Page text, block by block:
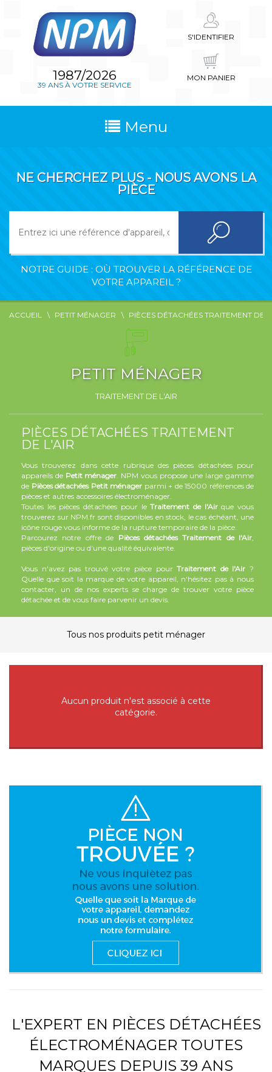
1987/2026
39 ANS À VOTRE SERVICE
S'IDENTIFIER
MON PANIER
Menu
NE CHERCHEZ PLUS - NOUS AVONS LA
PIÈCE
NOTRE GUIDE : OÙ TROUVER LA RÉFÉRENCE DE
VOTRE APPAREIL ?
ACCUEIL PETIT MÉNAGER PIÈCES DÉTACHÉES TRAITEMENT DE
PETIT MÉNAGER
TRAITEMENT DE L'AIR
PIÈCES DÉTACHÉES TRAITEMENT
DE L'AIR
Vous trouverez dans cette rubrique des pièces détachées pour
appareils de Petit ménager. NPM vous propose une large gamme
de Pièces détachées Petit ménager parmi + de 15000 références de
pièces et autres accessoires électroménager.
Toutes les pièces détachées pour leTraitement de l'Airque vous
trouverez sur NPM.fr sont disponibles en stock, le cas échéant, une
icône rouge vous informe de la rupture temporaire de la pièce.
Parcourez notre offre de Pièces détachées Traitement de l'Air,
pièces d'origine ou d'une qualité équivalente.
Vous n'avez pas trouvé votre pièce pourTraitement de l'Air ?
Quelle que soit la marque de votre appareil, n'hésitez pas à nous
contacter, un de nos experts se charge de trouver votre pièce
détachée et de vous faire parvenir un devis.
Tous nos produits petit ménager
Aucun produit n'est associé à cette
catégorie.
L'EXPERT EN PIÈCES DÉTACHÉES
ÉLECTROMÉNAGER TOUTES
MARQUES DEPUIS 39 ANS